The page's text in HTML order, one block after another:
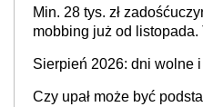
Min. 28 tys. zł
mobbing już od
Sierpień 2026: dni wolne
Czy upał może być